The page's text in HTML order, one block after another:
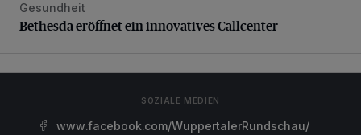
Bethesda eröffnet ein innovatives Callcenter
Gesundheit
Bethesda eröffnet ein innovatives Callcenter
SOZIALE MEDIEN
www.facebook.com/WuppertalerRundschau/